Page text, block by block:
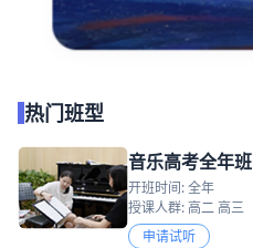
热门班型
音乐高考全年班
开班时间: 全年
授课人群: 高二 高三
申请试听